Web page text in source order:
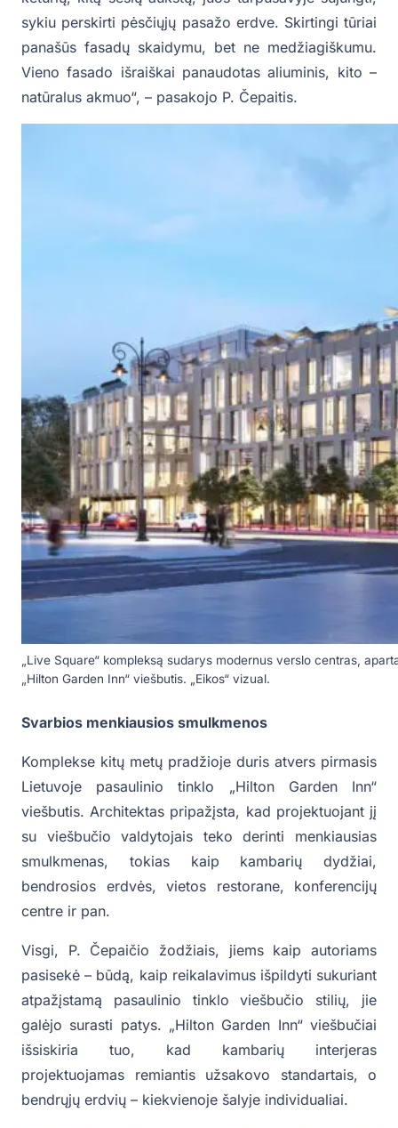
sykiu perskirti pėsčiųjų pasažo erdve. Skirtingi tūriai
panašūs fasadų skaidymu, bet ne medžiagiškumu.
Vieno fasado išraiškai panaudotas aliuminis, kito –
natūralus akmuo“, – pasakojo P. Čepaitis.
„Live Square“ kompleksą sudarys modernus verslo centras,
„Hilton Garden Inn“ viešbutis. „Eikos“ vizual.
Svarbios menkiausios smulkmenos
Komplekse kitų metų pradžioje duris atvers pirmasis
Lietuvoje pasaulinio tinklo „Hilton Garden Inn“
viešbutis. Architektas pripažįsta, kad projektuojant jį
su viešbučio valdytojais teko derinti menkiausias
smulkmenas, tokias kaip kambarių dydžiai,
bendrosios erdvės, vietos restorane, konferencijų
centre ir pan.
Visgi, P. Čepaičio žodžiais, jiems kaip autoriams
pasisekė – būdą, kaip reikalavimus išpildyti sukuriant
atpažįstamą pasaulinio tinklo viešbučio stilių, jie
galėjo surasti patys. „Hilton Garden Inn“ viešbučiai
išsiskiria tuo, kad kambarių interjeras
projektuojamas remiantis užsakovo standartais, o
bendrųjų erdvių – kiekvienoje šalyje individualiai.